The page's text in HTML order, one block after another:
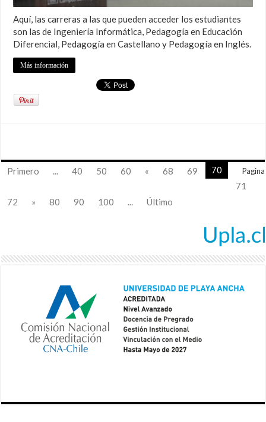
Aquí, las carreras a las que pueden acceder los estudiantes
son las de Ingeniería Informática, Pedagogía en Educación
Diferencial, Pedagogía en Castellano y Pedagogía en Inglés.
Más información
Pagina
Primero 40 50 60 « 68 69
70
71
72
» 80 90 100 Último